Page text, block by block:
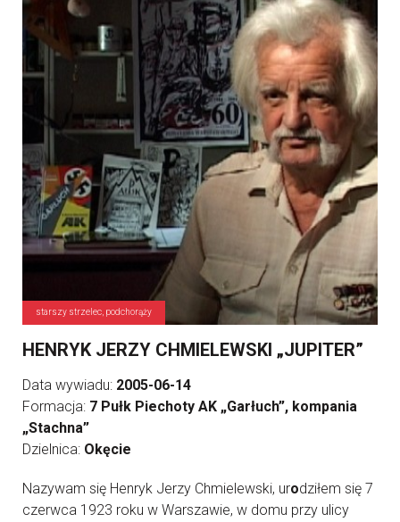
starszy strzelec, podchorąży
HENRYK JERZY CHMIELEWSKI „JUPITER”
Data wywiadu: 2005-06-14
Formacja: 7 Pułk Piechoty AK „Garłuch”, kompania
„Stachna”
Dzielnica: Okęcie
Nazywam się Henryk Jerzy Chmielewski, urodziłem się 7
czerwca 1923 roku w Warszawie, w domu przy ulicy